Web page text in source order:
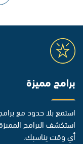
برامج مميزة
استمع بلا حدود مع
استكشف البرامج
أي وقت يناسبك.